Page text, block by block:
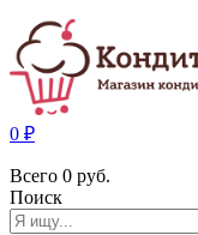
0 ₽
Всего 0 руб.
Поиск